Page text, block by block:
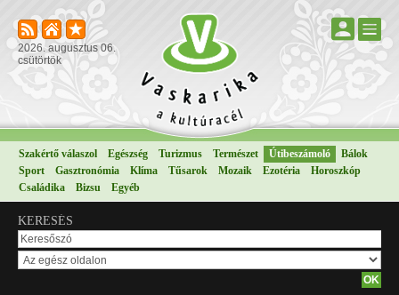
2026. augusztus 06.
csütörtök
Szakértő válaszol Egészség Turizmus Természet Útibeszámoló
Bálok
Sport
Gasztronómia Klíma Tűsarok Mozaik Ezotéria
Horoszkóp
Családika
Bizsu Egyéb
KERESÉS